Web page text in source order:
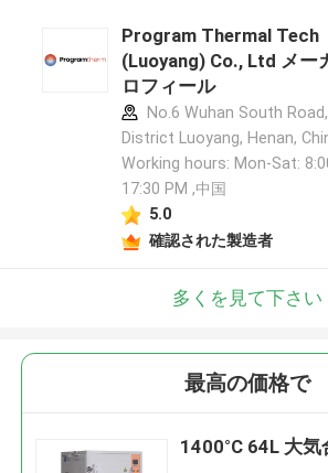
Program Thermal Tech
(Luoyang) Co., Ltd メー
ロフィール
No.6 Wuhan South
District Luoyang, Henan,
Working hours: Mon-Sat:
17:30 PM ,中国
5.0
確認された製造者
多くを見て下さい
最高の価格で
1400°C 64L 大気